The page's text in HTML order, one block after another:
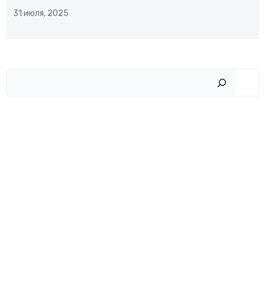
31 июля, 2025